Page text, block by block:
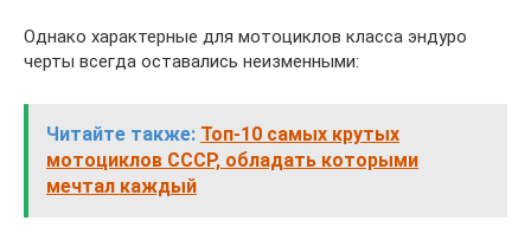
Однако характерные для мотоциклов класса эндуро
черты всегда оставались неизменными:
Читайте также: Топ-10 самых крутых
мотоциклов СССР, обладать которыми
мечтал каждый